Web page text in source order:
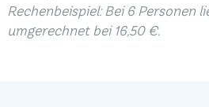
Rechenbeispiel: Bei 6 Personen
umgerechnet bei 16,50 €.